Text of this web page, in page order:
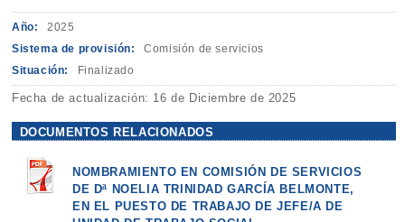
Año:
2025
Sistema de provisión:
Comisión de servicios
Situación:
Finalizado
Fecha de actualización: 16 de Diciembre de 2025
DOCUMENTOS RELACIONADOS
NOMBRAMIENTO EN COMISIÓN DE SERVICIOS
DE Dª NOELIA TRINIDAD GARCÍA BELMONTE,
EN EL PUESTO DE TRABAJO DE JEFE/A DE